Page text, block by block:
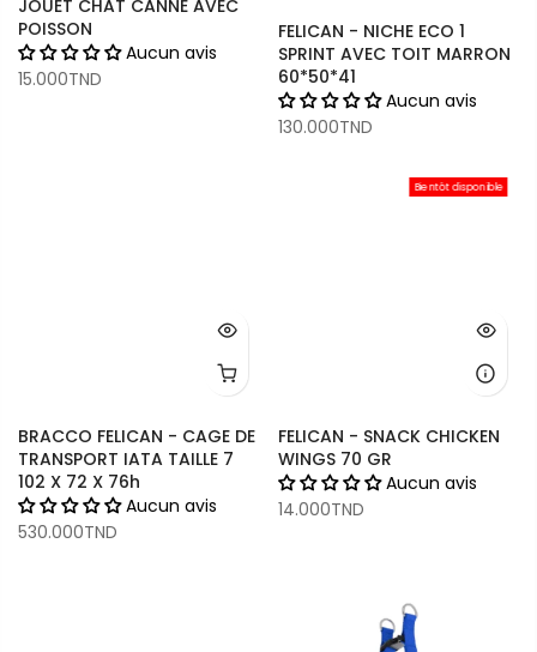
JOUET CHAT CANNE AVEC
POISSON
Aucun avis
15.000TND
FELICAN - NICHE ECO 1
SPRINT AVEC TOIT MARRON
60*50*41
Aucun avis
130.000TND
BRACCO FELICAN - CAGE DE
TRANSPORT IATA TAILLE 7
102 X 72 X 76h
Aucun avis
530.000TND
Bientôt disponible
FELICAN - SNACK CHICKEN
WINGS 70 GR
Aucun avis
14.000TND